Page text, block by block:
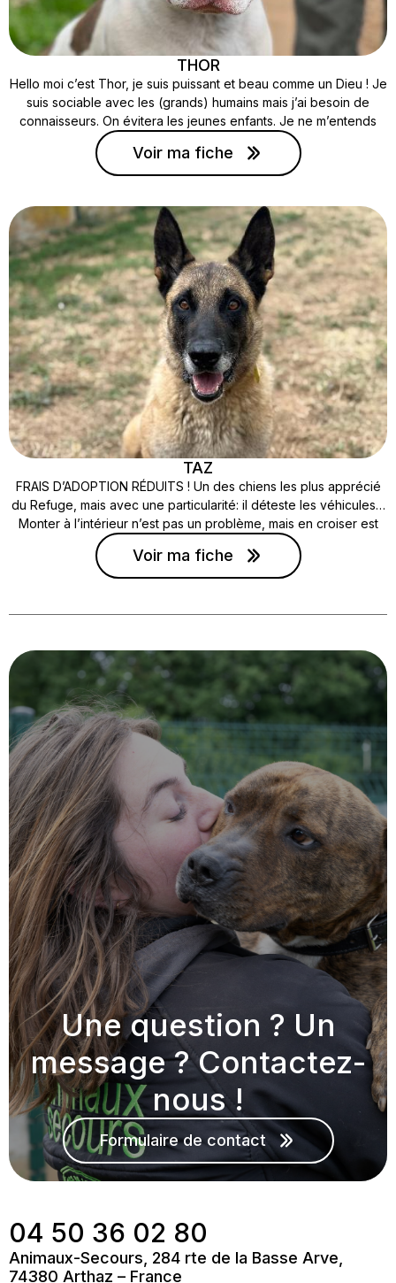
THOR
Hello moi c’est Thor, je suis puissant et beau comme un Dieu ! Je
suis sociable avec les (grands) humains mais j’ai besoin de
connaisseurs. On évitera les jeunes enfants. Je ne m’entends
pas vraiment avec mes congénères. Je suis propre et je peux
rester seul. Des cours d’éducation me permettraient de me
canaliser car je suis plein d’énergie !
Voir ma fiche
TAZ
FRAIS D’ADOPTION RÉDUITS ! Un des chiens les plus apprécié
du Refuge, mais avec une particularité: il déteste les véhicules…
Monter à l’intérieur n’est pas un problème, mais en croiser est
une autre histoire ! Je vais avoir besoin de cours d’éducation
pour me canaliser !
Voir ma fiche
Une question ? Un
message ? Contactez-
nous !
Formulaire de contact
04 50 36 02 80
Animaux-Secours, 284 rte de la Basse Arve,
74380 Arthaz – France